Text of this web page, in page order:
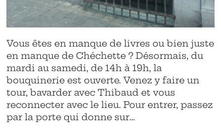
Vous êtes en manque de livres ou bien juste
en manque de Chéchette ? Désormais, du
mardi au samedi, de 14h à 19h, la
bouquinerie est ouverte. Venez y faire un
tour, bavarder avec Thibaud et vous
reconnecter avec le lieu. Pour entrer, passez
par la porte qui donne sur…